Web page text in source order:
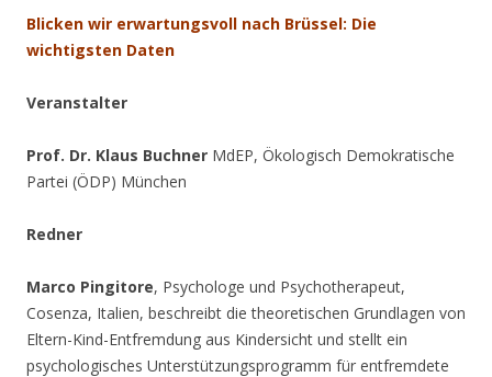
Blicken wir erwartungsvoll nach Brüssel: Die
wichtigsten Daten
Veranstalter
Prof. Dr. Klaus Buchner MdEP, Ökologisch Demokratische
Partei (ÖDP) München
Redner
Marco Pingitore, Psychologe und Psychotherapeut,
Cosenza, Italien, beschreibt die theoretischen Grundlagen von
Eltern-Kind-Entfremdung aus Kindersicht und stellt ein
psychologisches Unterstützungsprogramm für entfremdete